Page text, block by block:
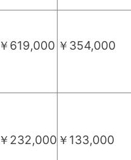
￥619,000 ￥354,000
￥232,000 ￥133,000